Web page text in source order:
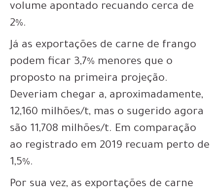
volume apontado recuando cerca de
2%.
Já as exportações de carne de frango
podem ficar 3,7% menores que o
proposto na primeira projeção.
Deveriam chegar a, aproximadamente,
12,160 milhões/t, mas o sugerido agora
são 11,708 milhões/t. Em comparação
ao registrado em 2019 recuam perto de
1,5%.
Por sua vez, as exportações de carne